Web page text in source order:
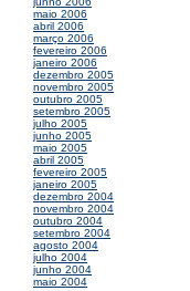
maio 2006
abril 2006
março 2006
fevereiro 2006
janeiro 2006
dezembro 2005
novembro 2005
outubro 2005
setembro 2005
julho 2005
junho 2005
maio 2005
abril 2005
fevereiro 2005
janeiro 2005
dezembro 2004
novembro 2004
outubro 2004
setembro 2004
agosto 2004
julho 2004
junho 2004
maio 2004